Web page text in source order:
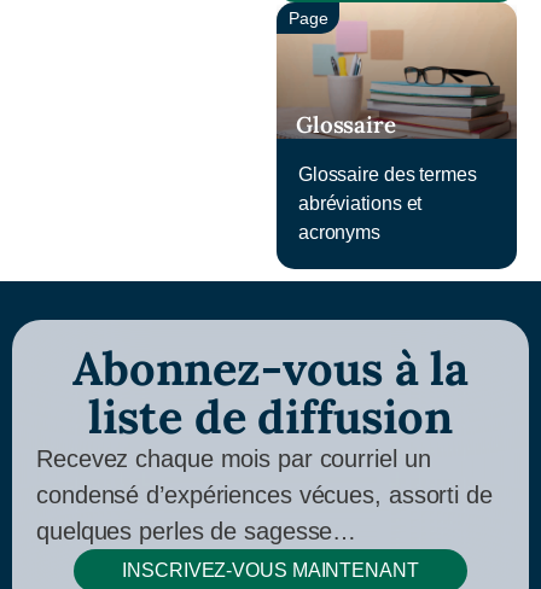
Glossaire
Page
Glossaire des termes
abréviations et
acronyms
Abonnez-vous à la
liste de diffusion
Recevez chaque mois par courriel un
condensé d’expériences vécues, assorti de
quelques perles de sagesse…
INSCRIVEZ-VOUS MAINTENANT